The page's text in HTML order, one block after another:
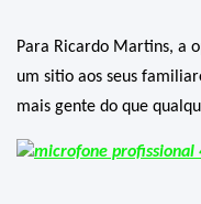
Para Ricardo Martins, a
um sitio aos seus
mais gente do que